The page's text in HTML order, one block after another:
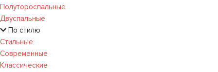
Полутороспальные
Двуспальные
По стилю
Стильные
Современные
Классические